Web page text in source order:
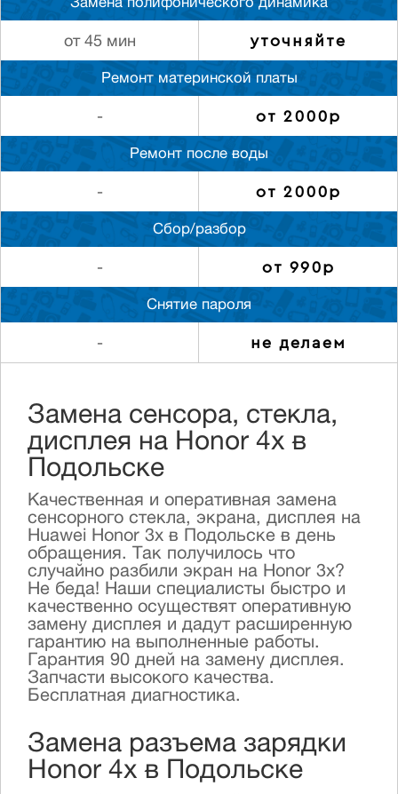
Замена полифонического динамика
от 45 мин уточняйте
Ремонт материнской платы
- от 2000р
Ремонт после воды
- от 2000р
Сбор/разбор
- от 990р
Снятие пароля
- не делаем
Замена сенсора, стекла,
дисплея на Honor 4x в
Подольске
Качественная и оперативная замена
сенсорного стекла, экрана, дисплея на
Huawei Honor 3x в Подольске в день
обращения. Так получилось что
случайно разбили экран на Honor 3x?
Не беда! Наши специалисты быстро и
качественно осуществят оперативную
замену дисплея и дадут расширенную
гарантию на выполненные работы.
Гарантия 90 дней на замену дисплея.
Запчасти высокого качества.
Бесплатная диагностика.
Замена разъема зарядки
Honor 4x в Подольске